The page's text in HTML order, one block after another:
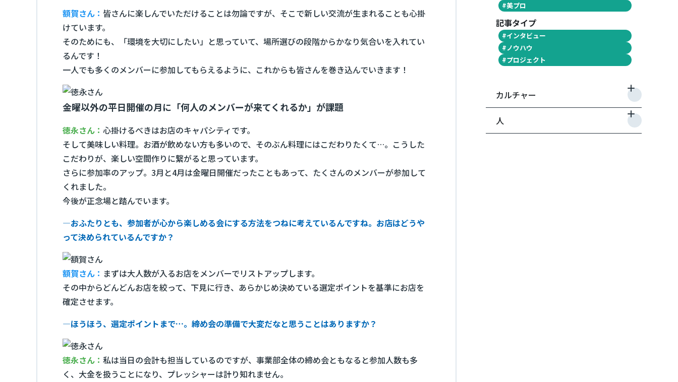
額賀さん： 皆さんに楽しんでいただけることは勿論ですが、そこで新しい交流が生まれることも心掛
けています。
そのためにも、「環境を大切にしたい」と思っていて、場所選びの段階からかなり気合いを入れてい
るんです！
一人でも多くのメンバーに参加してもらえるように、これからも皆さんを巻き込んでいきます！
金曜以外の平日開催の月に「何人のメンバーが来てくれるか」が課題
徳永さん： 心掛けるべきはお店のキャパシティです。
そして美味しい料理。お酒が飲めない方も多いので、そのぶん料理にはこだわりたくて…。こうした
こだわりが、楽しい空間作りに繋がると思っています。
さらに参加率のアップ。3月と4月は金曜日開催だったこともあって、たくさんのメンバーが参加して
くれました。
今後が正念場と踏んでいます。
―おふたりとも、参加者が心から楽しめる会にする方法をつねに考えているんですね。お店はどうや
って決められているんですか？
額賀さん： まずは大人数が入るお店をメンバーでリストアップします。
その中からどんどんお店を絞って、下見に行き、あらかじめ決めている選定ポイントを基準にお店を
確定させます。
―ほうほう、選定ポイントまで…。締め会の準備で大変だなと思うことはありますか？
徳永さん： 私は当日の会計も担当しているのですが、事業部全体の締め会ともなると参加人数も多
く、大金を扱うことになり、プレッシャーは計り知れません。
#美プロ
記事タイプ
#インタビュー
#ノウハウ
#プロジェクト
カルチャー
人